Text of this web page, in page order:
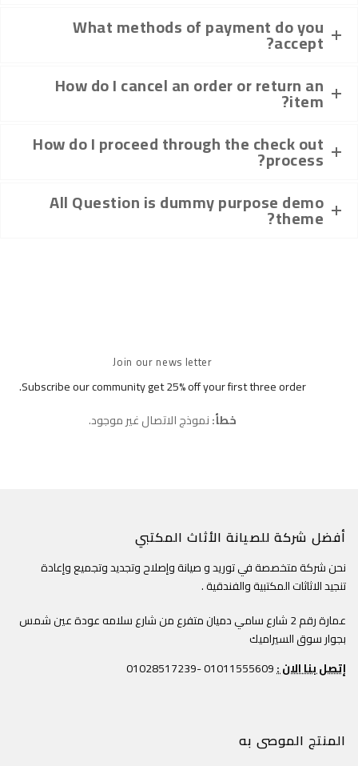
What methods of payment do you
accept?
How do I cancel an order or return an
item?
How do I proceed through the check out
process?
All Question is dummy purpose demo
theme?
Subscribe our community get 25% off your first three order.
خطأ:نموذج الاتصال غير موجود.
أفضل شركة للصيانة الأثاث المكتبي
نحن شركة متخصصة في توريد و صيانة وإصلاح وتجديد وتجميع وإعادة
تنجيد الاثاثات المكتبية والفندقية .
عمارة رقم 2 شارع سامي دميان متفرع من شارع سلامه عودة عين شمس
بجوار سوق السيراميك
إتصل بنا الان :
المنتج الموصى به